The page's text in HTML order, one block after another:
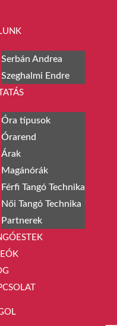
Serbán Andrea
Szeghalmi Endre
Óra típusok
Órarend
Árak
Magánórák
Férfi Tangó Technika
Női Tangó Technika
Partnerek